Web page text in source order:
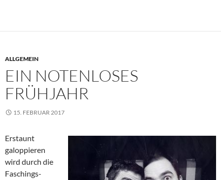
ALLGEMEIN
EIN NOTENLOSES
FRÜHJAHR
15. FEBRUAR 2017
Erstaunt
galoppieren
wird durch die
Faschings-